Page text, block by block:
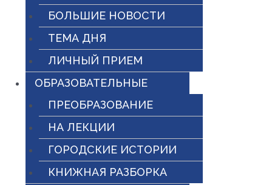
БОЛЬШИЕ НОВОСТИ
ТЕМА ДНЯ
ЛИЧНЫЙ ПРИЕМ
ОБРАЗОВАТЕЛЬНЫЕ
ПРЕОБРАЗОВАНИЕ
НА ЛЕКЦИИ
ГОРОДСКИЕ ИСТОРИИ
КНИЖНАЯ РАЗБОРКА